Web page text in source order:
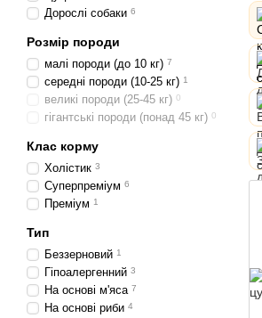
Дорослі собаки 6
Розмір породи
малі породи (до 10 кг) 7
середні породи (10-25 кг) 1
великі породи (25-45 кг) 0
гігантські породи (понад 45 кг) 0
Клас корму
Холістик 3
Суперпреміум 6
Преміум 1
Тип
Беззерновий 1
Гіпоалергенний 3
На основі м'яса 7
На основі риби 4